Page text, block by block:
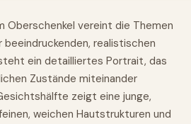
Oberschenkel vereint die Themen
beeindruckenden, realistischen
ein detailliertes Portrait, das
Zustände miteinander
zeigt eine junge,
weichen Hautstrukturen und